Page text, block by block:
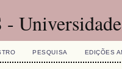
PESQUISA EDIÇÕES